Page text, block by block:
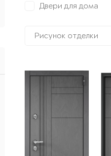
Двери для дома
Рисунок отделки